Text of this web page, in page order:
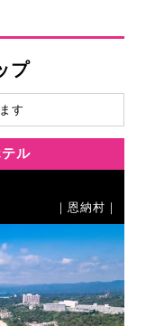
プ
す
ル
｜恩納村｜